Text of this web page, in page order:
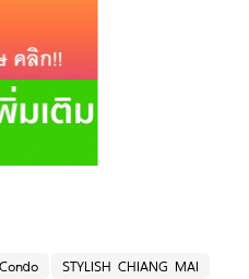
Condo
STYLISH CHIANG MAI